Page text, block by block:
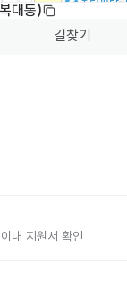
대동)
길찾기
내 지원서 확인